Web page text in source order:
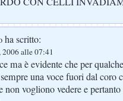
ha scritto:
alle 07:41
ma è evidente che per
una voce fuori dal coro
non vogliono vedere e